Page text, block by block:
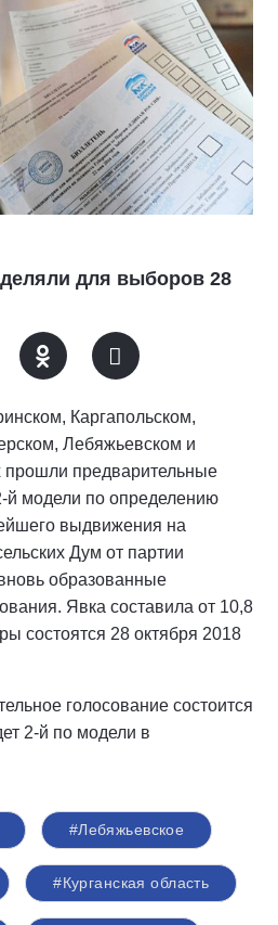
для выборов 28
Каргапольском,
Лебяжьевском и
предварительные
й модели по определению
выдвижения на
Дум от партии
образованные
Явка составила от 10,8
состоятся 28 октября 2018
голосование состоится
2-й по модели в
#Лебяжьевское
#Курганская область